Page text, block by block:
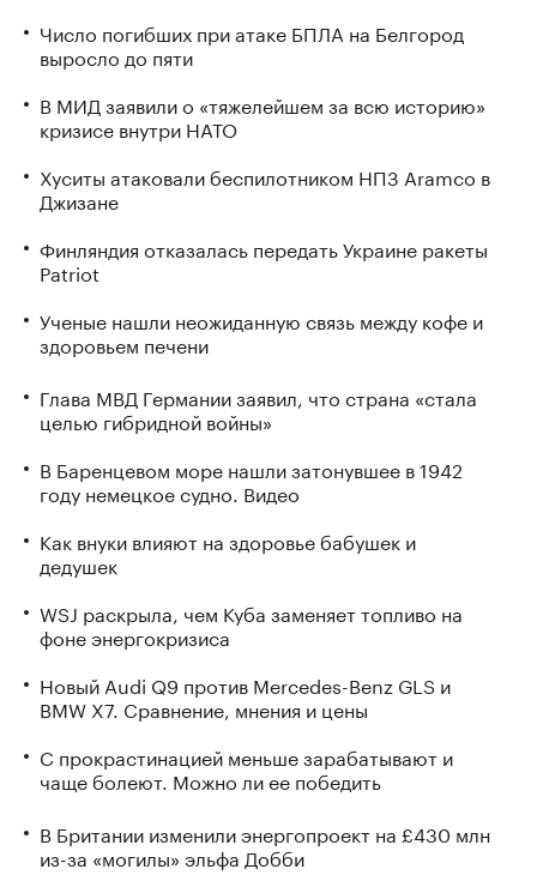
Число погибших при атаке БПЛА на Белгород
выросло до пяти
В МИД заявили о «тяжелейшем за всю историю»
кризисе внутри НАТО
Хуситы атаковали беспилотником НПЗ Aramco в
Джизане
Финляндия отказалась передать Украине ракеты
Patriot
Ученые нашли неожиданную связь между кофе и
здоровьем печени
Глава МВД Германии заявил, что страна «стала
целью гибридной войны»
В Баренцевом море нашли затонувшее в 1942
году немецкое судно. Видео
Как внуки влияют на здоровье бабушек и
дедушек
WSJ раскрыла, чем Куба заменяет топливо на
фоне энергокризиса
Новый Audi Q9 против Mercedes-Benz GLS и
BMW X7. Сравнение, мнения и цены
С прокрастинацией меньше зарабатывают и
чаще болеют. Можно ли ее победить
В Британии изменили энергопроект на £430 млн
из-за «могилы» эльфа Добби